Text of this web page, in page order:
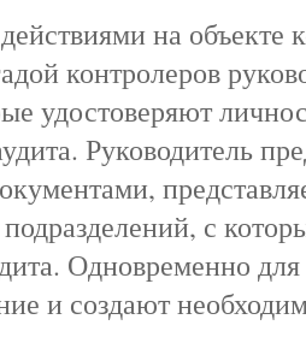
на объекте
контролеров
удостоверяют
Руководитель
с
Одновременно
и создают